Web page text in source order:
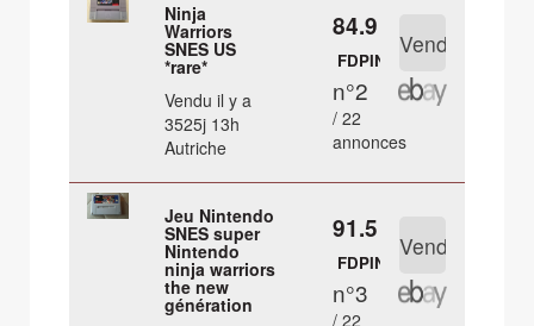
Ninja
Warriors
SNES US
*rare*
Vendu il y a
3525j 13h
Autriche
84.9 €
FDPIN
n°2
/ 22
annonces
Jeu Nintendo
SNES super
Nintendo
ninja warriors
the new
génération
91.5 €
FDPIN
n°3
/ 22